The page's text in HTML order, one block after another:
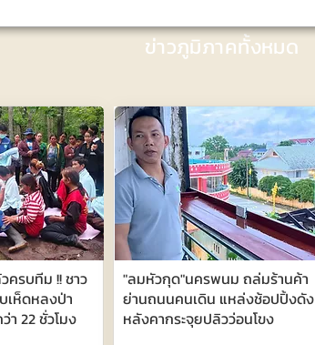
ข่าวภูมิภาคทั้งหมด
ครบทีม !! ชาว
เห็ดหลงป่า
22 ชั่วโมง
"ลมหัวกุด"นครพนม ถล่มร้านค้า
ย่านถนนคนเดิน แหล่งช้อปปิ้งดัง
หลังคากระจุยปลิวว่อนโขง